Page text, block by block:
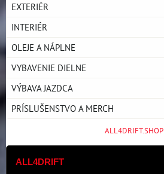
EXTERIÉR
INTERIÉR
OLEJE A NÁPLNE
VYBAVENIE DIELNE
VÝBAVA JAZDCA
PRÍSLUŠENSTVO A MERCH
ALL4DRIFT.SHOP
ALL4DRIFT